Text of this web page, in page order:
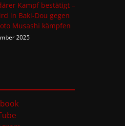
Kampf bestätigt –
in Baki-Dou gegen
Musashi kämpfen
2025